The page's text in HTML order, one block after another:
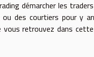
démarcher les
des courtiers pour y
vous retrouvez dans